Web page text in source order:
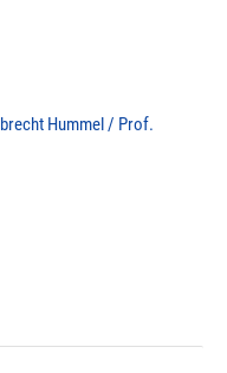
Hummel / Prof.